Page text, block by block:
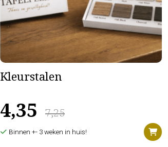
Kleurstalen
7,25
4,35
Binnen +- 3 weken in huis!